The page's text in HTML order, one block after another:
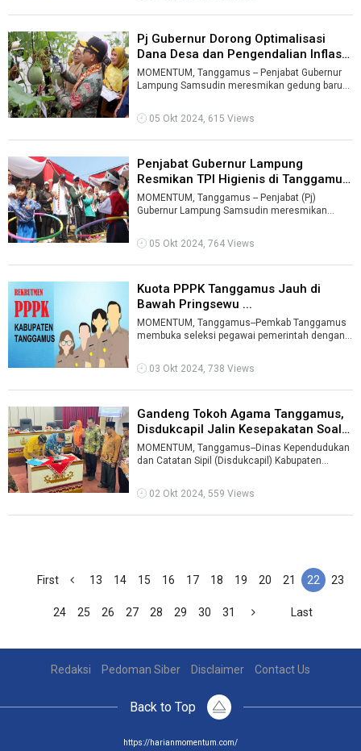
Pj Gubernur Dorong Optimalisasi
Dana Desa dan Pengendalian Inflas
...
MOMENTUM, Tanggamus -- Penjabat Gubernur
Lampung Samsudin meresmikan gedung baru
da ...
05 Okt 2024, 615 Views
Penjabat Gubernur Lampung
Resmikan TPI Higienis di Tanggamus
...
MOMENTUM, Tanggamus -- Penjabat (Pj)
Gubernur Lampung Samsudin meresmikan
05 Okt 2024, 764 Views
Kuota PPPK Tanggamus Jauh di
Bawah Pringsewu ...
MOMENTUM, Tanggamus--Pemkab Tanggamus
membuka seleksi pegawai pemerintah dengan
03 Okt 2024, 738 Views
Gandeng Tokoh Agama Tanggamus,
Disdukcapil Jalin Kesepakatan Soal
...
MOMENTUM, Tanggamus--Dinas Kependudukan
dan Catatan Sipil (Disdukcapil) Kabupaten
...
02 Okt 2024, 559 Views
First 13 14 15 16 17 18 19 20 21 22 23
24 25 26 27 28 29 30 31 Last
Redaksi Pedoman Siber Disclaimer Contact Us
Back to Top
https://harianmomentum.com/